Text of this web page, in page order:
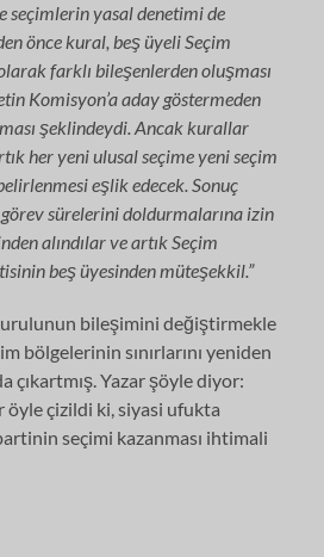
seçimlerin yasal denetimi de
önce kural, beş üyeli Seçim
farklı bileşenlerden oluşması
Komisyon’a aday göstermeden
şeklindeydi. Ancak kurallar
her yeni ulusal seçime yeni seçim
eşlik edecek. Sonuç
sürelerini doldurmalarına izin
alındılar ve artık Seçim
beş üyesinden müteşekkil.”
bileşimini değiştirmekle
bölgelerinin sınırlarını yeniden
çıkartmış. Yazar şöyle diyor:
öyle çizildi ki, siyasi ufukta
seçimi kazanması ihtimali